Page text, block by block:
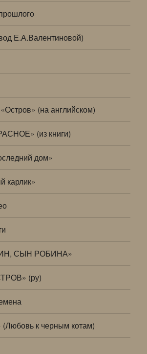
Е.А.Валентиновой)
(на английском)
(из книги)
дом»
карлик»
СЫН РОБИНА»
(ру)
к черным котам)